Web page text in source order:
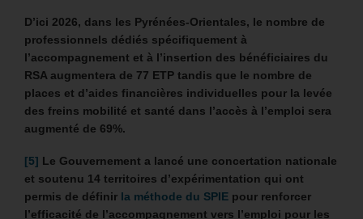
D’ici 2026, dans les Pyrénées-Orientales, le nombre de
professionnels dédiés spécifiquement à
l’accompagnement et à l’insertion des bénéficiaires du
RSA augmentera de 77 ETP tandis que le nombre de
places et d’aides financières individuelles pour la levée
des freins mobilité et santé dans l’accès à l’emploi sera
augmenté de 69%.
[5] Le Gouvernement a lancé une concertation nationale
et soutenu 14 territoires d’expérimentation qui ont
permis de définir la méthode du SPIE pour renforcer
l’efficacité de l’accompagnement vers l’emploi pour les